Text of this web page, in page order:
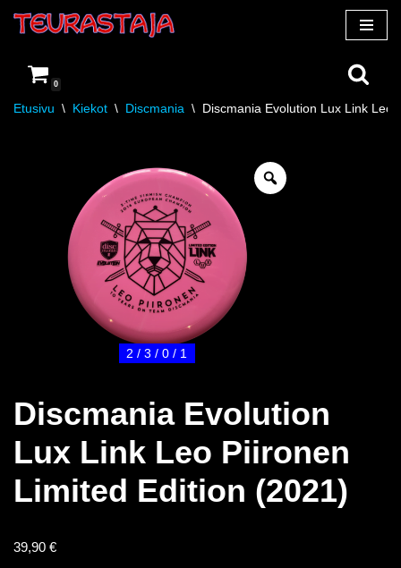
suoraan
sisältöön
0
Etusivu \ Kiekot \ Discmania \ Discmania Evolution Lux Link Leo
2 / 3 / 0 / 1
Discmania Evolution
Lux Link Leo Piironen
Limited Edition (2021)
39,90 €